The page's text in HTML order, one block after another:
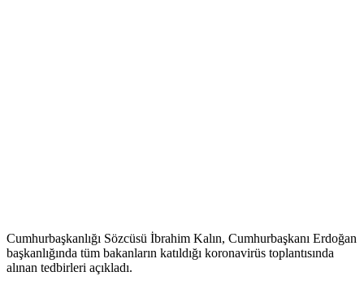
Cumhurbaşkanlığı Sözcüsü İbrahim Kalın, Cumhurbaşkanı Erdoğan
başkanlığında tüm bakanların katıldığı koronavirüs toplantısında
alınan tedbirleri açıkladı.